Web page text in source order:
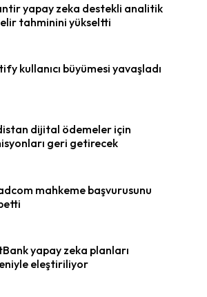
yapay zeka destekli analitik
tahminini yükseltti
kullanıcı büyümesi yavaşladı
dijital ödemeler için
geri getirecek
mahkeme başvurusunu
yapay zeka planları
eleştiriliyor